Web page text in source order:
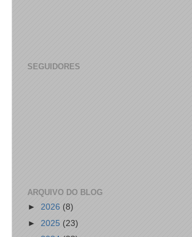
SEGUIDORES
ARQUIVO DO BLOG
► 2026 (8)
► 2025 (23)